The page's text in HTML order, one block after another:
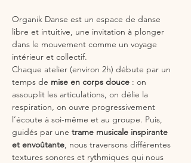
Organik Danse est un espace de danse
libre et intuitive, une invitation à plonger
dans le mouvement comme un voyage
intérieur et collectif.
Chaque atelier (environ 2h) débute par un
temps de mise en corps douce : on
assouplit les articulations, on délie la
respiration, on ouvre progressivement
l’écoute à soi-même et au groupe. Puis,
guidés par une trame musicale inspirante
et envoûtante, nous traversons différentes
textures sonores et rythmiques qui nous